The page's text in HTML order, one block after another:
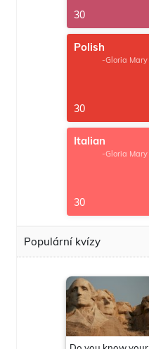
30
Polish
-Gloria Mary
30
Italian
-Gloria Mary
30
Populární kvízy